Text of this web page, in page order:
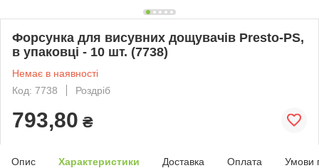
Форсунка для висувних дощувачів Presto-PS,
в упаковці - 10 шт. (7738)
Немає в наявності
Код: 7738
Роздріб
793,80 ₴
Опис Характеристики Доставка Оплата Умови